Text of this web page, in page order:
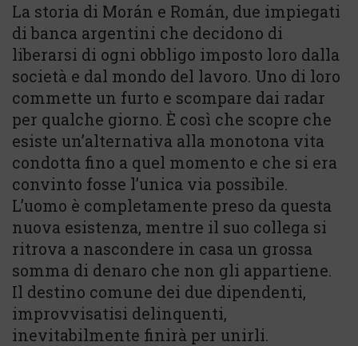
La storia di Morán e Román, due impiegati
di banca argentini che decidono di
liberarsi di ogni obbligo imposto loro dalla
società e dal mondo del lavoro. Uno di loro
commette un furto e scompare dai radar
per qualche giorno. È così che scopre che
esiste un’alternativa alla monotona vita
condotta fino a quel momento e che si era
convinto fosse l’unica via possibile.
L’uomo è completamente preso da questa
nuova esistenza, mentre il suo collega si
ritrova a nascondere in casa un grossa
somma di denaro che non gli appartiene.
Il destino comune dei due dipendenti,
improvvisatisi delinquenti,
inevitabilmente finirà per unirli.